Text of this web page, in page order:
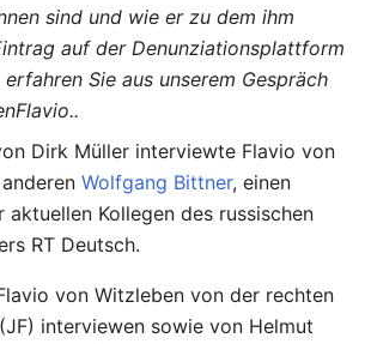
sind und wie er zu dem ihm
auf der Denunziationsplattform
erfahren Sie aus unserem Gespräch
Dirk Müller interviewte Flavio von
Wolfgang Bittner, einen
aktuellen Kollegen des russischen
RT Deutsch.
von Witzleben von der rechten
interviewen sowie von Helmut